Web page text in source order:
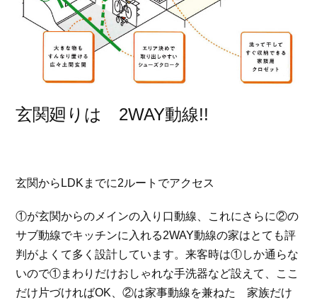
玄関廻りは 2WAY動線!!
玄関からLDKまでに2ルートでアクセス
①が玄関からのメインの入り口動線、これにさらに②の
サブ動線でキッチンに入れる2WAY動線の家はとても評
判がよくて多く設計しています。来客時は①しか通らな
いので①まわりだけおしゃれな手洗器など設えて、ここ
だけ片づければOK、②は家事動線を兼ねた 家族だけ